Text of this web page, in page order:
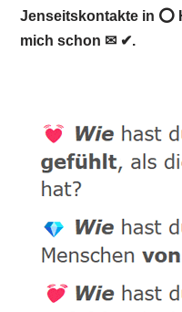
Jenseitskontakte in ⭕
mich schon ✉ ✔.